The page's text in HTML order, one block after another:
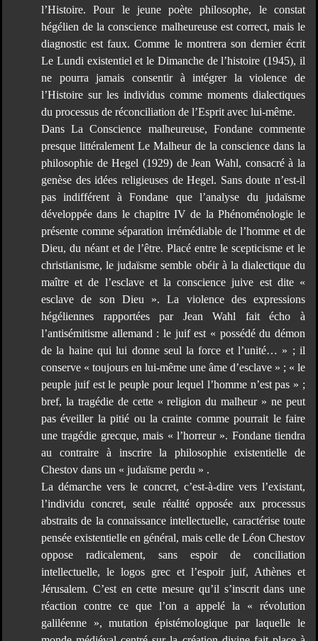
l’Histoire. Pour le jeune poète philosophe, le constat
hégélien de la conscience malheureuse est correct, mais le
diagnostic est faux. Comme le montrera son dernier écrit
Le Lundi existentiel et le Dimanche de l’histoire (1945), il
ne pourra jamais consentir à intégrer la violence de
l’Histoire sur les individus comme moments dialectiques
du processus de réconciliation de l’Esprit avec lui-même.
Dans La Conscience malheureuse, Fondane commente
presque littéralement Le Malheur de la conscience dans la
philosophie de Hegel (1929) de Jean Wahl, consacré à la
genèse des idées religieuses de Hegel. Sans doute n’est-il
pas indifférent à Fondane que l’analyse du judaïsme
développée dans le chapitre IV de la Phénoménologie le
présente comme séparation irrémédiable de l’homme et de
Dieu, du néant et de l’être. Placé entre le scepticisme et le
christianisme, le judaïsme semble obéir à la dialectique du
maître et de l’esclave et la conscience juive est dite «
esclave de son Dieu ». La violence des expressions
hégéliennes rapportées par Jean Wahl fait écho à
l’antisémitisme allemand : le juif est « possédé du démon
de la haine qui lui donne seul la force et l’unité… » ; il
conserve « toujours en lui-même une âme d’esclave » ; « le
peuple juif est le peuple pour lequel l’homme n’est pas » ;
bref, la tragédie de cette « religion du malheur » ne peut
pas éveiller la pitié ou la crainte comme pourrait le faire
une tragédie grecque, mais « l’horreur ». Fondane tiendra
au contraire à inscrire la philosophie existentielle de
Chestov dans un « judaïsme perdu » .
La démarche vers le concret, c’est-à-dire vers l’existant,
l’individu concret, seule réalité opposée aux processus
abstraits de la connaissance intellectuelle, caractérise toute
pensée existentielle en général, mais celle de Léon Chestov
oppose radicalement, sans espoir de conciliation
intellectuelle, le logos grec et l’espoir juif, Athènes et
Jérusalem. C’est en cette mesure qu’il s’inscrit dans une
réaction contre ce que l’on a appelé la « révolution
galiléenne », mutation épistémologique par laquelle le